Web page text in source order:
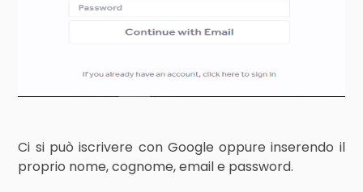
Ci si può iscrivere con Google oppure inserendo il
proprio nome, cognome, email e password.